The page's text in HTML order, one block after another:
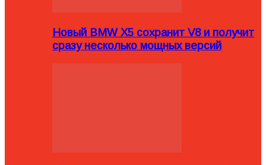
Новый BMW X5 сохранит V8 и получит
сразу несколько мощных версий